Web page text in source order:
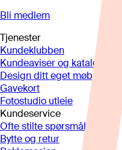
Bli medlem
Tjenester
Kundeklubben
Kundeaviser og kataloger
Design ditt eget møbel
Gavekort
Fotostudio utleie
Kundeservice
Ofte stilte spørsmål
Bytte og retur